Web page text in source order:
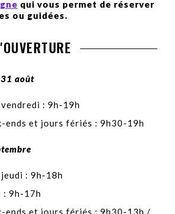
qui vous permet de réserver
ou guidées.
août
vendredi : 9h-19h
ends et jours fériés : 9h30-19h
jeudi : 9h-18h
: 9h-17h
ends et jours fériés : 9h30-13h /